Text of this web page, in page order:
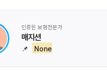
인증된 보험전문가
매지션
📌 None